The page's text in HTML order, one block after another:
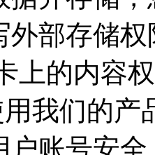
外部存储
上的内容
用我们的
户账号安